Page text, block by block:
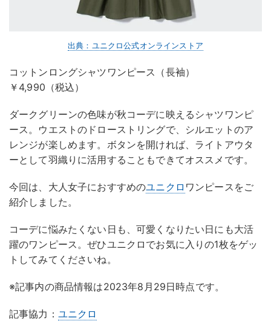
出典：ユニクロ公式オンラインストア
コットンロングシャツワンピース（長袖）
￥4,990（税込）
ダークグリーンの色味が秋コーデに映えるシャツワンピ
ース。ウエストのドローストリングで、シルエットのア
レンジが楽しめます。ボタンを開ければ、ライトアウタ
ーとして羽織りに活用することもできてオススメです。
今回は、大人女子におすすめのユニクロ ワンピースをご
紹介しました。
コーデに悩みたくない日も、可愛くなりたい日にも大活
躍のワンピース。ぜひユニクロでお気に入りの1枚をゲッ
トしてみてくださいね。
※記事内の商品情報は2023年8月29日時点です。
記事協力： ユニクロ